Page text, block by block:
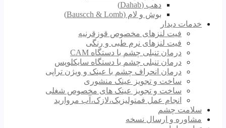
دهب (Dahab)
بوش و لام (Bauscch & Lomb)
خدمات دیدار
فیت لنزهای مخصوص قوزقرنیه
فیت لنزهای نرم طبی و رنگی
درمان تنبلی چشم با دستگاه CAM
درمان تنبلی چشم با دستگاه سایکلوپس
درمان انحراف چشم با عینک و ویژن تراپی
ساخت و تجویز عینک منشوری
ساخت و تجویز عینک های مخصوص شغلی
انجام عمل فمتولیزیک،لازک،آب مروارید
سلامت چشم
مشاوره و ارسال نسخه